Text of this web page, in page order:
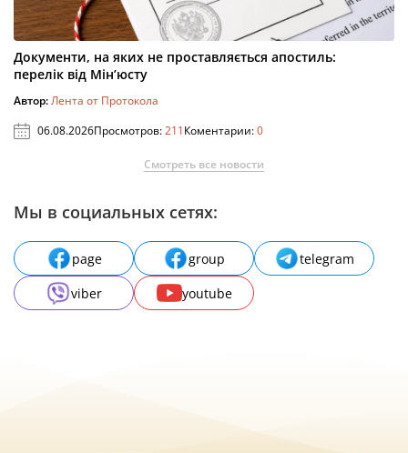
Документи, на яких не проставляється апостиль:
перелік від Мін’юсту
Автор:Лента от Протокола
06.08.2026Просмотров:211Коментарии:0
Смотреть все новости
Мы в социальных сетях:
page group
telegram
viber
youtube